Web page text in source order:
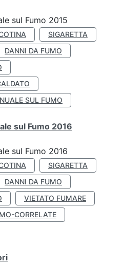
sul Fumo 2015
SIGARETTA
DANNI DA FUMO
SUL FUMO
sul Fumo 2016
sul Fumo 2016
SIGARETTA
DANNI DA FUMO
VIETATO FUMARE
CORRELATE